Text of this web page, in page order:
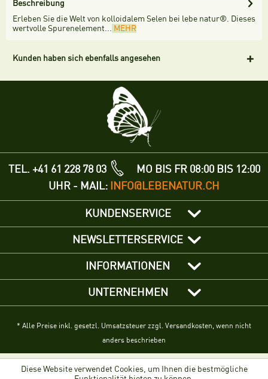
Beschreibung
Erleben Sie die Welt von kolloidalem Selen bei lebe natur®. Dieses
wertvolle Spurenelement... MEHR
Kunden haben sich ebenfalls angesehen
TEL. +41 61 228 78 03
MO BIS FR 08:00 BIS 12:00
UHR - MAIL: INFO@LEBENATUR.CH
KUNDENSERVICE
NEWSLETTERSERVICE
INFORMATIONEN
UNTERNEHMEN
* Alle Preise inkl. gesetzl. Umsatzsteuer zzgl. Versandkosten, wenn nicht
anders beschrieben
Diese Website verwendet Cookies, um Ihnen die bestmögliche